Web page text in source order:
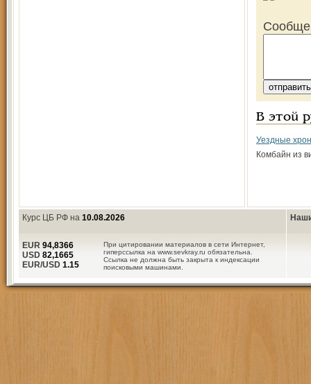
В этой
Уездные
Комбайн из
Курс ЦБ РФ на 10.08.2026
При цитировании материалов в сети Интернет,
гиперссылка на www.sevkray.ru обязательна.
Ссылка не должна быть закрыта к индексации
поисковыми машинами.
EUR 94,8366
USD 82,1665
EUR/USD 1.15